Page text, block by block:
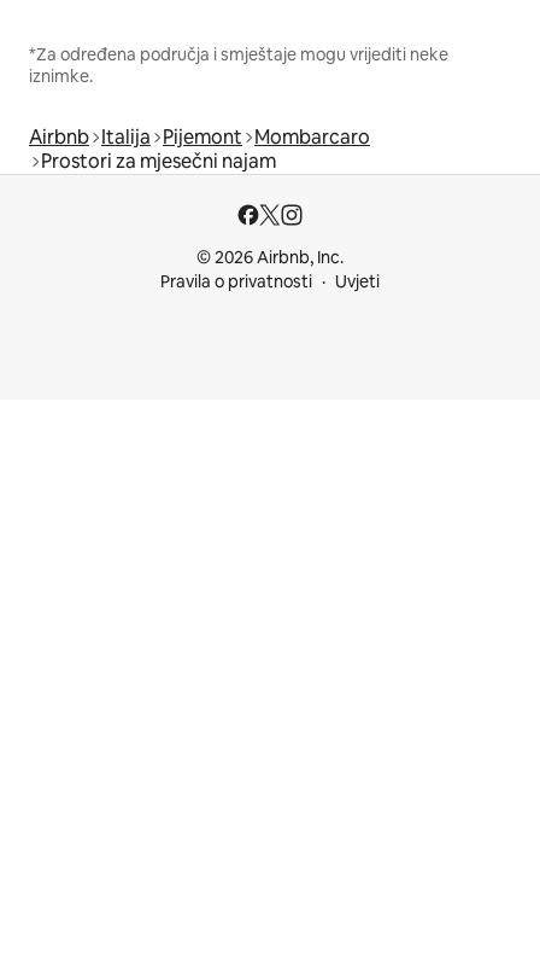
*Za određena područja i smještaje mogu vrijediti neke
iznimke.
Airbnb Italija Pijemont Mombarcaro
Prostori za mjesečni najam
© 2026 Airbnb, Inc.
Pravila o privatnosti
Uvjeti